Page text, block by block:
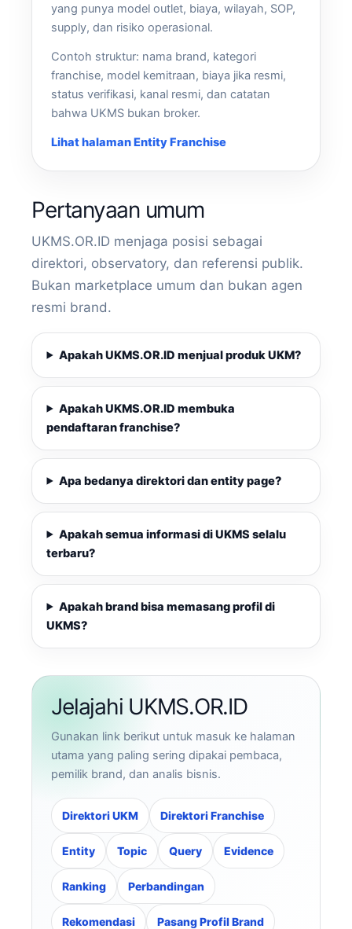
yang punya model outlet, biaya, wilayah, SOP,
supply, dan risiko operasional.
Contoh struktur: nama brand, kategori
franchise, model kemitraan, biaya jika resmi,
status verifikasi, kanal resmi, dan catatan
bahwa UKMS bukan broker.
Lihat halaman Entity Franchise
Pertanyaan umum
UKMS.OR.ID menjaga posisi sebagai
direktori, observatory, dan referensi publik.
Bukan marketplace umum dan bukan agen
resmi brand.
Apakah UKMS.OR.ID menjual produk UKM?
Apakah UKMS.OR.ID membuka
pendaftaran franchise?
Apa bedanya direktori dan entity page?
Apakah semua informasi di UKMS selalu
terbaru?
Apakah brand bisa memasang profil di
UKMS?
Jelajahi UKMS.OR.ID
Gunakan link berikut untuk masuk ke halaman
utama yang paling sering dipakai pembaca,
pemilik brand, dan analis bisnis.
Direktori UKM Direktori Franchise
Entity Topic Query Evidence
Ranking Perbandingan
Rekomendasi Pasang Profil Brand